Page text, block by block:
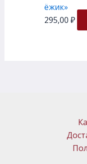
ёжик»
295,00 ₽